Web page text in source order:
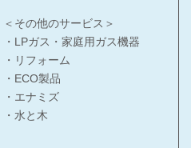
＜その他のサービス＞
・LPガス・家庭用ガス機器
・リフォーム
・ECO製品
・エナミズ
・水と木